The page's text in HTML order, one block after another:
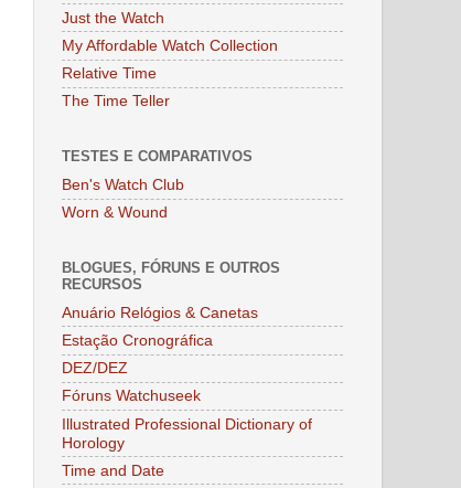
Just the Watch
My Affordable Watch Collection
Relative Time
The Time Teller
TESTES E COMPARATIVOS
Ben's Watch Club
Worn & Wound
BLOGUES, FÓRUNS E OUTROS
RECURSOS
Anuário Relógios & Canetas
Estação Cronográfica
DEZ/DEZ
Fóruns Watchuseek
Illustrated Professional Dictionary of
Horology
Time and Date